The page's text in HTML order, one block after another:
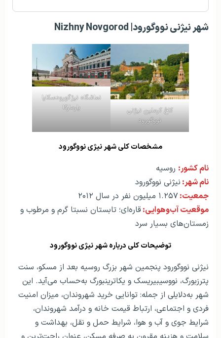
شهر نیژنی نووگورود| Nizhny Novgorod
کاخ کرملین نیژنی
نووگورود
نماشگاه نیژگورودسکایا
یارمارکا
مشخصات کلی شهر نیژی نووگورود
نام کشور: روسیه
نام شهر: نیژنی نووگورود
جمعیت: ۱.۲۵۷ میلیون نفر در سال ۲۰۱۲
موقعیت آب‌و‌هوایی:قاره‌ای؛ تابستان نسبتا گرم و مرطوب و
زمستان‌های بسیار سرد
توضیحات کلی درباره شهر نیژی نووگورود
نیژنی نووگورود پنجمین شهر بزرگ روسیه بعد از مسکو، سنت
پترزبورگ، نووسیبیریسک و یکاترینبورگ به‌حساب می‌آید. این
شهر به‌دلایلی از جمله: توانایی خرید شهروندان، میزان امنیت
فردی و اجتماعی، ارتباط قیمت خانه و درآمد شهروندان،
شرایط جوی و آب و هوا، شرایط حمل و نقل، بهداشت و